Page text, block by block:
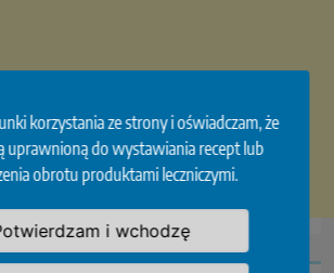
korzystania ze strony i oświadczam, że
uprawnioną do wystawiania recept lub
obrotu produktami leczniczymi.
i wchodzę